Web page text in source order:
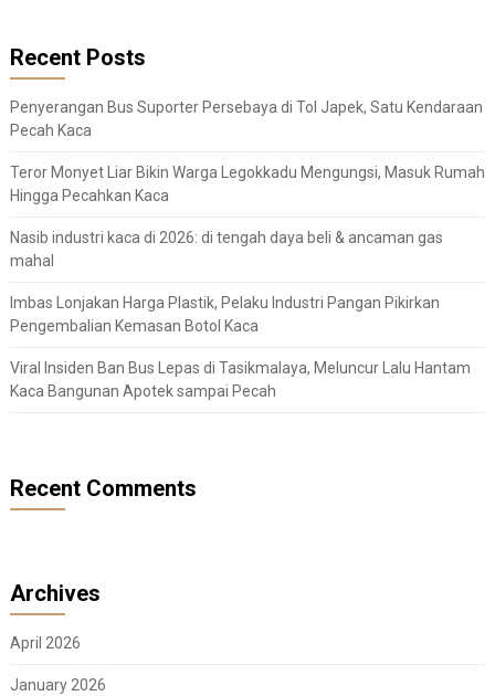
Recent Posts
Penyerangan Bus Suporter Persebaya di Tol Japek, Satu Kendaraan
Pecah Kaca
Teror Monyet Liar Bikin Warga Legokkadu Mengungsi, Masuk Rumah
Hingga Pecahkan Kaca
Nasib industri kaca di 2026: di tengah daya beli & ancaman gas
mahal
Imbas Lonjakan Harga Plastik, Pelaku Industri Pangan Pikirkan
Pengembalian Kemasan Botol Kaca
Viral Insiden Ban Bus Lepas di Tasikmalaya, Meluncur Lalu Hantam
Kaca Bangunan Apotek sampai Pecah
Recent Comments
Archives
April 2026
January 2026